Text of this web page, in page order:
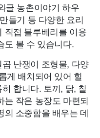
글 농촌이야기 하우
들기 등 다양한 요리
직접 블루베리를 이용
도 볼 수 있습니다.
난쟁이 조형물, 다양
게 배치되어 있어 힐
합니다. 토끼, 닭, 칠
는 작은 농장도 마련되
의 소중함을 배우는 데